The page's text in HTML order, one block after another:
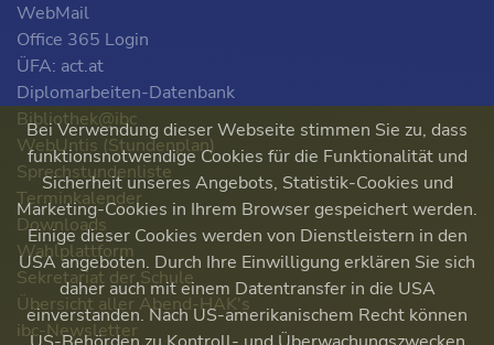
WebMail
Office 365 Login
ÜFA: act.at
Diplomarbeiten-Datenbank
Bibliothek@ibc
WebUntis (Stundenplan)
Sprechstundenliste
Terminkalender
Downloads
Wahlplattform
Sekretariat der Schule
Übersicht aller Abend-HAK's
ibc-Newsletter
Bei Verwendung dieser Webseite stimmen Sie zu, dass
funktionsnotwendige Cookies für die Funktionalität und
Sicherheit unseres Angebots, Statistik-Cookies und
Marketing-Cookies in Ihrem Browser gespeichert werden.
Einige dieser Cookies werden von Dienstleistern in den
USA angeboten. Durch Ihre Einwilligung erklären Sie sich
daher auch mit einem Datentransfer in die USA
einverstanden. Nach US-amerikanischem Recht können